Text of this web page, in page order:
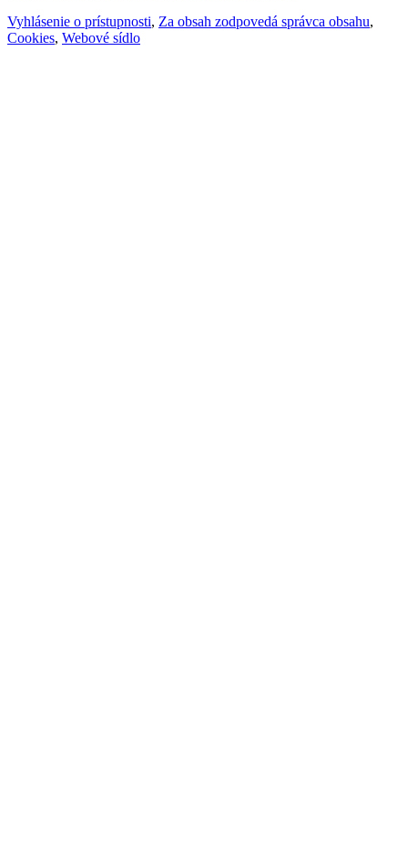
Vyhlásenie o prístupnosti, Za obsah zodpovedá správca obsahu,
Cookies, Webové sídlo